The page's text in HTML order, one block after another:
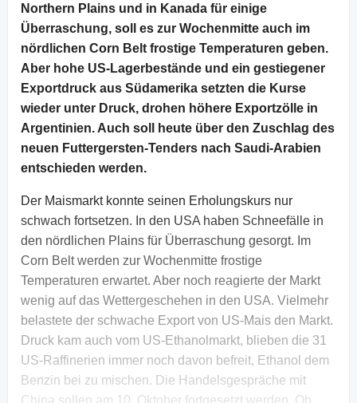
Northern Plains und in Kanada für einige
Überraschung, soll es zur Wochenmitte auch im
nördlichen Corn Belt frostige Temperaturen geben.
Aber hohe US-Lagerbestände und ein gestiegener
Exportdruck aus Südamerika setzten die Kurse
wieder unter Druck, drohen höhere Exportzölle in
Argentinien. Auch soll heute über den Zuschlag des
neuen Futtergersten-Tenders nach Saudi-Arabien
entschieden werden.
Der Maismarkt konnte seinen Erholungskurs nur
schwach fortsetzen. In den USA haben Schneefälle in
den nördlichen Plains für Überraschung gesorgt. Im
Corn Belt werden zur Wochenmitte frostige
Temperaturen erwartet. Aber noch reagierte der Markt
wenig auf das Wettergeschehen in den USA. Vielmehr
belastete der schwache Export von US-Mais den Markt.
Druck kam auch vom US-Ethanolmarkt, blieben die 31
US-Raffinerien immer noch davon befreit, Ethanol dem
Benzin bei zu mischen. Die Handelsgespräche mit
China sollen am 10. Oktober fortgesetzt werden. Ob